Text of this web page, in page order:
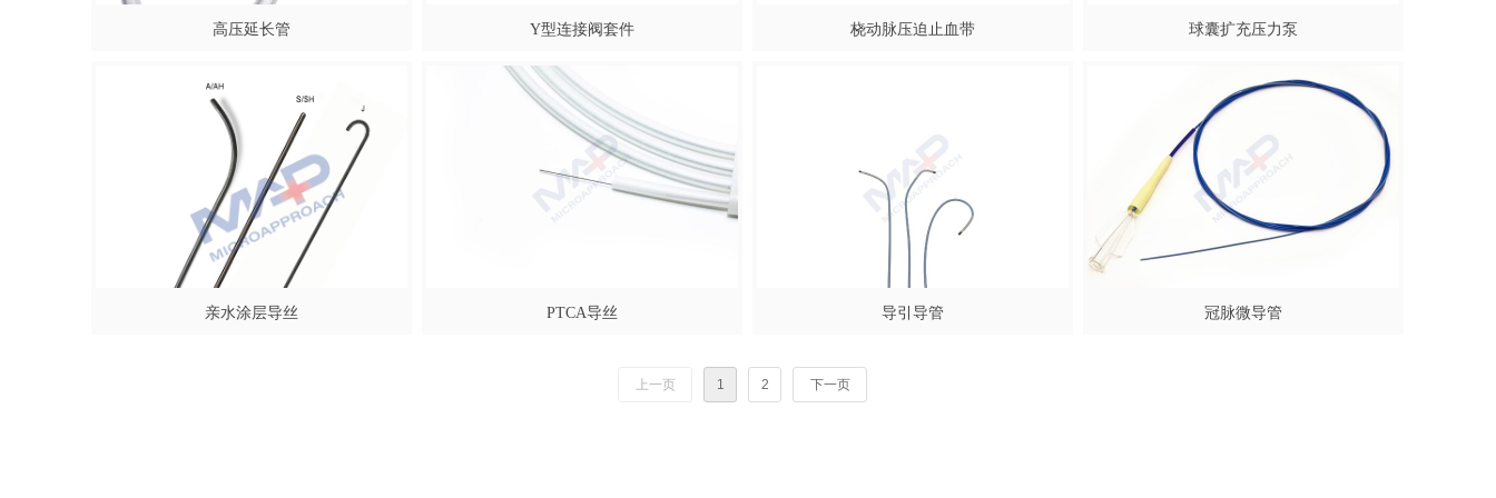
高压延长管 Y型连接阀套件 桡动脉压迫止血带 球囊扩充压力泵
亲水涂层导丝 PTCA导丝 导引导管 冠脉微导管
上一页 1 2 下一页